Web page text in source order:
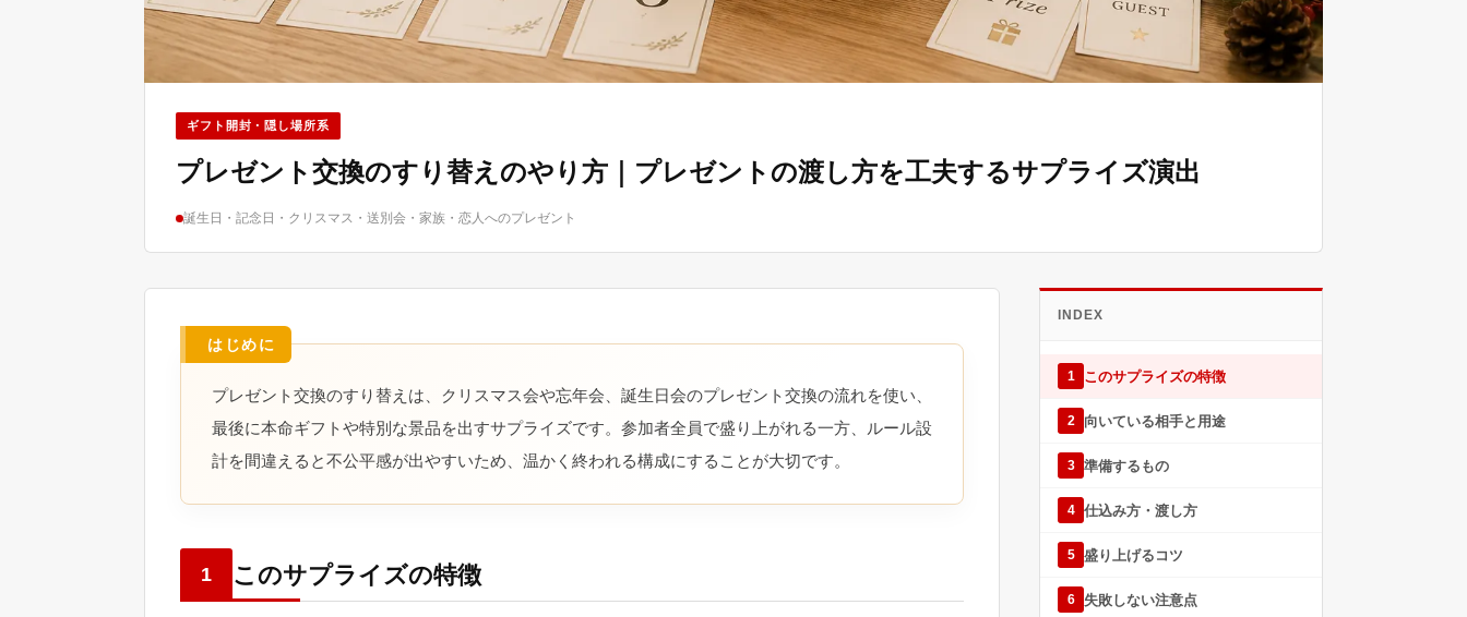
ギフト開封・隠し場所系
プレゼント交換のすり替えのやり方｜プレゼントの渡し方を工夫するサプライズ演出
誕生日・記念日・クリスマス・送別会・家族・恋人へのプレゼント
プレゼント交換のすり替えは、クリスマス会や忘年会、誕生日会のプレゼント交換の流れを使い、
最後に本命ギフトや特別な景品を出すサプライズです。参加者全員で盛り上がれる一方、ルール設
計を間違えると不公平感が出やすいため、温かく終われる構成にすることが大切です。
1 このサプライズの特徴
INDEX
1 このサプライズの特徴
2 向いている相手と用途
3 準備するもの
4 仕込み方・渡し方
5 盛り上げるコツ
6 失敗しない注意点